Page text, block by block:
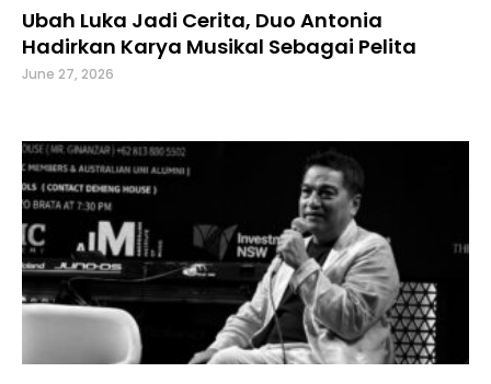
Ubah Luka Jadi Cerita, Duo Antonia
Hadirkan Karya Musikal Sebagai Pelita
June 27, 2026